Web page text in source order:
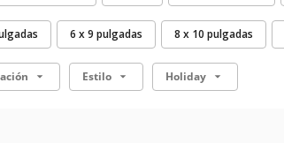
6 x 9 pulgadas 8 x 10 pulgadas
Estilo Holiday